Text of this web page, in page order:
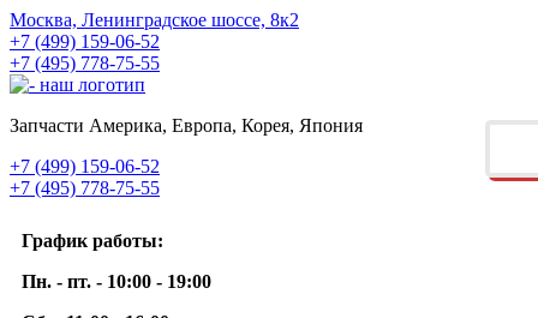
Москва, Ленинградское шоссе, 8к2
+7 (499) 159-06-52
+7 (495) 778-75-55
Запчасти Америка, Европа, Корея, Япония
+7 (499) 159-06-52
+7 (495) 778-75-55
График работы:
Пн. - пт. - 10:00 - 19:00